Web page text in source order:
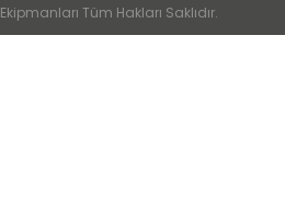
Ekipmanları Tüm Hakları Saklıdır.